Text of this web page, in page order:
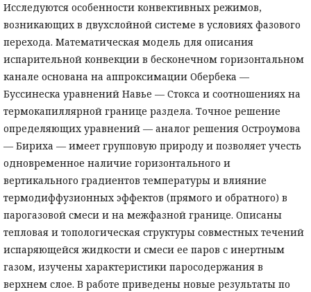
Исследуются особенности конвективных режимов,
возникающих в двухслойной системе в условиях фазового
перехода. Математическая модель для описания
испарительной конвекции в бесконечном горизонтальном
канале основана на аппроксимации Обербека —
Буссинеска уравнений Навье — Стокса и соотношениях на
термокапиллярной границе раздела. Точное решение
определяющих уравнений — аналог решения Остроумова
— Бириха — имеет групповую природу и позволяет учесть
одновременное наличие горизонтального и
вертикального градиентов температуры и влияние
термодиффузионных эффектов (прямого и обратного) в
парогазовой смеси и на межфазной границе. Описаны
тепловая и топологическая структуры совместных течений
испаряющейся жидкости и смеси ее паров с инертным
газом, изучены характеристики паросодержания в
верхнем слое. В работе приведены новые результаты по